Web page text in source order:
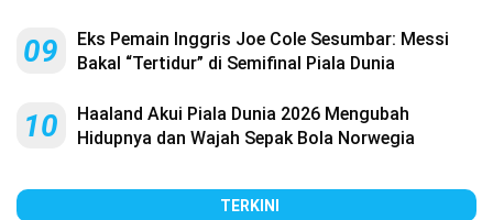
09
Eks Pemain Inggris Joe Cole Sesumbar: Messi
Bakal “Tertidur” di Semifinal Piala Dunia
10
Haaland Akui Piala Dunia 2026 Mengubah
Hidupnya dan Wajah Sepak Bola Norwegia
TERKINI